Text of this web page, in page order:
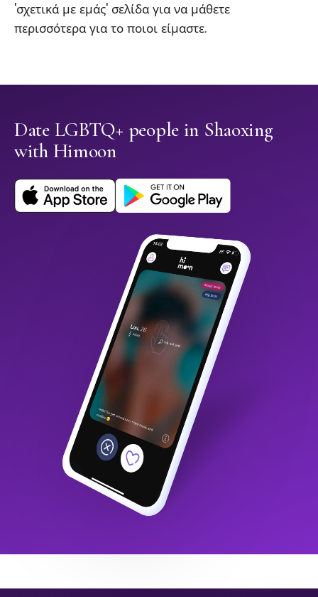
'σχετικά με εμάς' σελίδα για να μάθετε
περισσότερα για το ποιοι είμαστε.
Date LGBTQ+ people in Shaoxing
with Himoon